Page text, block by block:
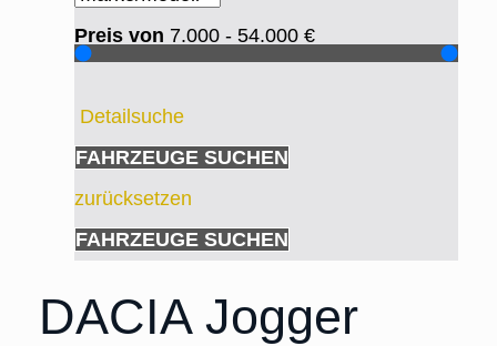
Preis von 7.000 - 54.000 €
Detailsuche
FAHRZEUGE SUCHEN
zurücksetzen
FAHRZEUGE SUCHEN
DACIA Jogger